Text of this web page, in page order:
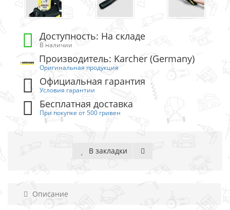
Доступность: На складе
В наличии
Производитель: Karcher (Germany)
Оригинальная продукция
Официальная гарантия
Условия гарантии
Бесплатная доставка
При покупке от 500 гривен
В закладки
Описание